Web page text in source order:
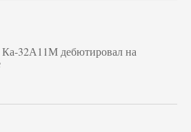
32А11М дебютировал на